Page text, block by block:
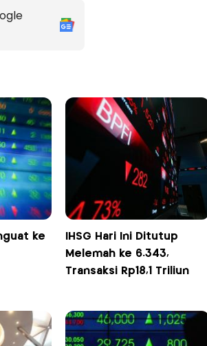
ke
IHSG Hari Ini Ditutup
Melemah ke 6.343,
Transaksi Rp18,1 Triliun